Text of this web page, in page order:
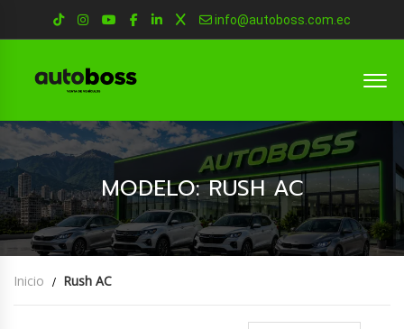
info@autoboss.com.ec
MODELO: RUSH AC
Inicio Rush AC